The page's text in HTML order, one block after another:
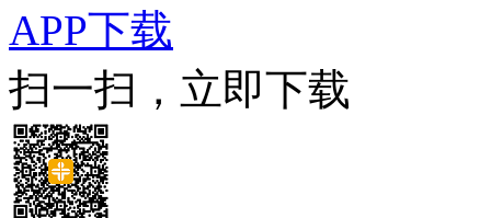
APP下载
扫一扫，立即下载